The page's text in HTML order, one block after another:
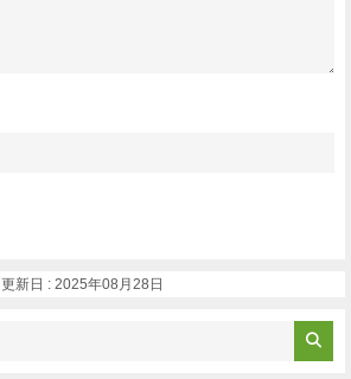
更新日 : 2025年08月28日